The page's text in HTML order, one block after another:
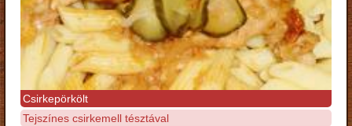
Csirkepörkölt
Tejszínes csirkemell tésztával